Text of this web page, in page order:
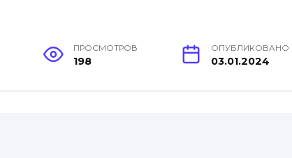
ПРОСМОТРОВ
198
ОПУБЛИКОВАНО
03.01.2024